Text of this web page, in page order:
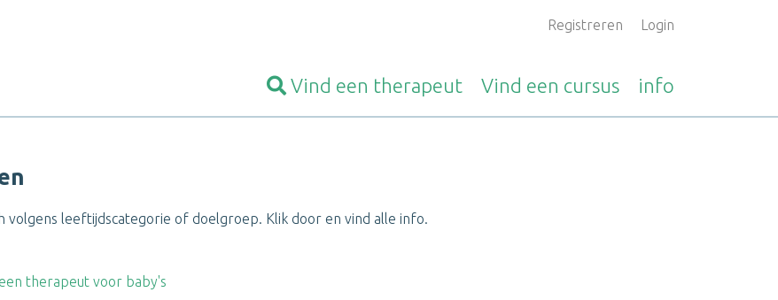
Registreren Login
Vind een therapeut Vind een cursus info
leeftijdscategorie of doelgroep. Klik door en vind alle info.
therapeut voor baby's